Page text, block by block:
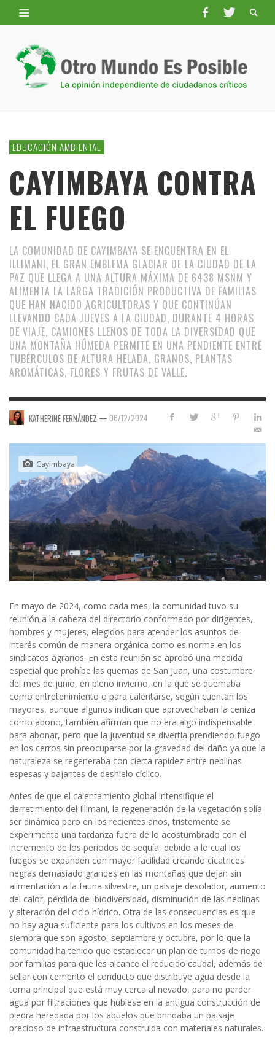
EDUCACIÓN AMBIENTAL
CAYIMBAYA CONTRA
EL FUEGO
LA COMUNIDAD DE CAYIMBAYA SE ENCUENTRA EN EL
ILLIMANI, EL GRAN EMBLEMA GLACIAR DE LA CIUDAD DE LA
PAZ QUE LLEGA A UNA ALTURA MÁXIMA DE 6438 MSNM Y
ALIMENTA LA LARGA TRADICIÓN PRODUCTIVA DE FAMILIAS
QUE HAN NACIDO AGRICULTORAS Y QUE CONTINÚAN
LLEVANDO CADA JUEVES A LA CIUDAD, DURANTE 4 HORAS
DE VIAJE, CAMIONES LLENOS DE TODA LA DIVERSIDAD QUE
UNA MONTAÑA HÚMEDA PERMITE EN UNA PENDIENTE ENTRE
TUBÉRCULOS DE ALTURA HELADA, GRANOS, PLANTAS
AROMÁTICAS, FLORES Y FRUTAS DE VALLE.
KATHERINE FERNÁNDEZ — 06/12/2024
Cayimbaya
En mayo de 2024, como cada mes, la comunidad tuvo su
reunión a la cabeza del directorio conformado por dirigentes,
hombres y mujeres, elegidos para atender los asuntos de
interés común de manera orgánica como es norma en los
sindicatos agrarios. En esta reunión se aprobó una medida
especial que prohíbe las quemas de San Juan, una costumbre
del mes de junio, en pleno invierno, en la que se quemaba
como entretenimiento o para calentarse, según cuentan los
mayores, aunque algunos indican que aprovechaban la ceniza
como abono, también afirman que no era algo indispensable
para abonar, pero que la juventud se divertía prendiendo fuego
en los cerros sin preocuparse por la gravedad del daño ya que la
naturaleza se regeneraba con cierta rapidez entre neblinas
espesas y bajantes de deshielo cíclico.
Antes de que el calentamiento global intensifique el
derretimiento del Illimani, la regeneración de la vegetación solía
ser dinámica pero en los recientes años, tristemente se
experimenta una tardanza fuera de lo acostumbrado con el
incremento de los periodos de sequía, debido a lo cual los
fuegos se expanden con mayor facilidad creando cicatrices
negras demasiado grandes en las montañas que dejan sin
alimentación a la fauna silvestre, un paisaje desolador, aumento
del calor, pérdida de biodiversidad, disminución de las neblinas
y alteración del ciclo hídrico. Otra de las consecuencias es que
no hay agua suficiente para los cultivos en los meses de
siembra que son agosto, septiembre y octubre, por lo que la
comunidad ha tenido que establecer un plan de turnos de riego
por familias para que les alcance el reducido caudal, además de
sellar con cemento el conducto que distribuye agua desde la
toma principal que está muy cerca al nevado, para no perder
agua por filtraciones que hubiese en la antigua construcción de
piedra heredada por los abuelos que brindaba un paisaje
precioso de infraestructura construida con materiales naturales.